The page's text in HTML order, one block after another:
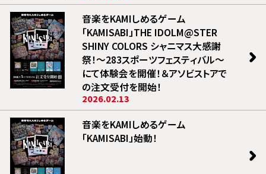
音楽をKAMIしめるゲーム
「KAMISABI」THE IDOLM@STER
SHINY COLORS シャニマス大感謝
祭！〜283スポーツフェスティバル〜
にて体験会を開催！＆アソビストアで
の注文受付を開始！
2026.02.13
音楽をKAMIしめるゲーム
「KAMISABI」始動！